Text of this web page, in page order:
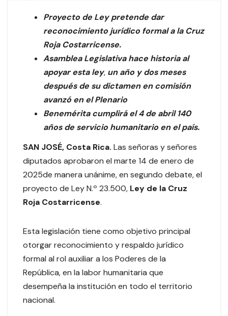
Proyecto de Ley pretende dar
reconocimiento jurídico formal a la Cruz
Roja Costarricense.
Asamblea Legislativa hace historia al
apoyar esta ley, un año y dos meses
después de su dictamen en comisión
avanzó en el Plenario
Benemérita cumplirá el 4 de abril 140
años de servicio humanitario en el país.
SAN JOSÉ, Costa Rica. Las señoras y señores
diputados aprobaron el marte 14 de enero de
2025de manera unánime, en segundo debate, el
proyecto de Ley N.º 23.500, Ley de la Cruz
Roja Costarricense.
Esta legislación tiene como objetivo principal
otorgar reconocimiento y respaldo jurídico
formal al rol auxiliar a los Poderes de la
República, en la labor humanitaria que
desempeña la institución en todo el territorio
nacional.